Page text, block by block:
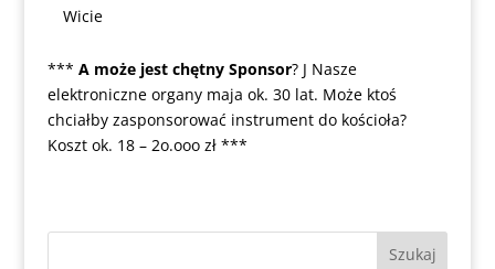
Wicie
*** A może jest chętny Sponsor? J Nasze
elektroniczne organy maja ok. 30 lat. Może ktoś
chciałby zasponsorować instrument do kościoła?
Koszt ok. 18 – 2o.ooo zł ***